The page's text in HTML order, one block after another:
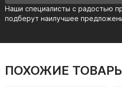
Наши специалисты с радостью
подберут наилучшее
ПОХОЖИЕ